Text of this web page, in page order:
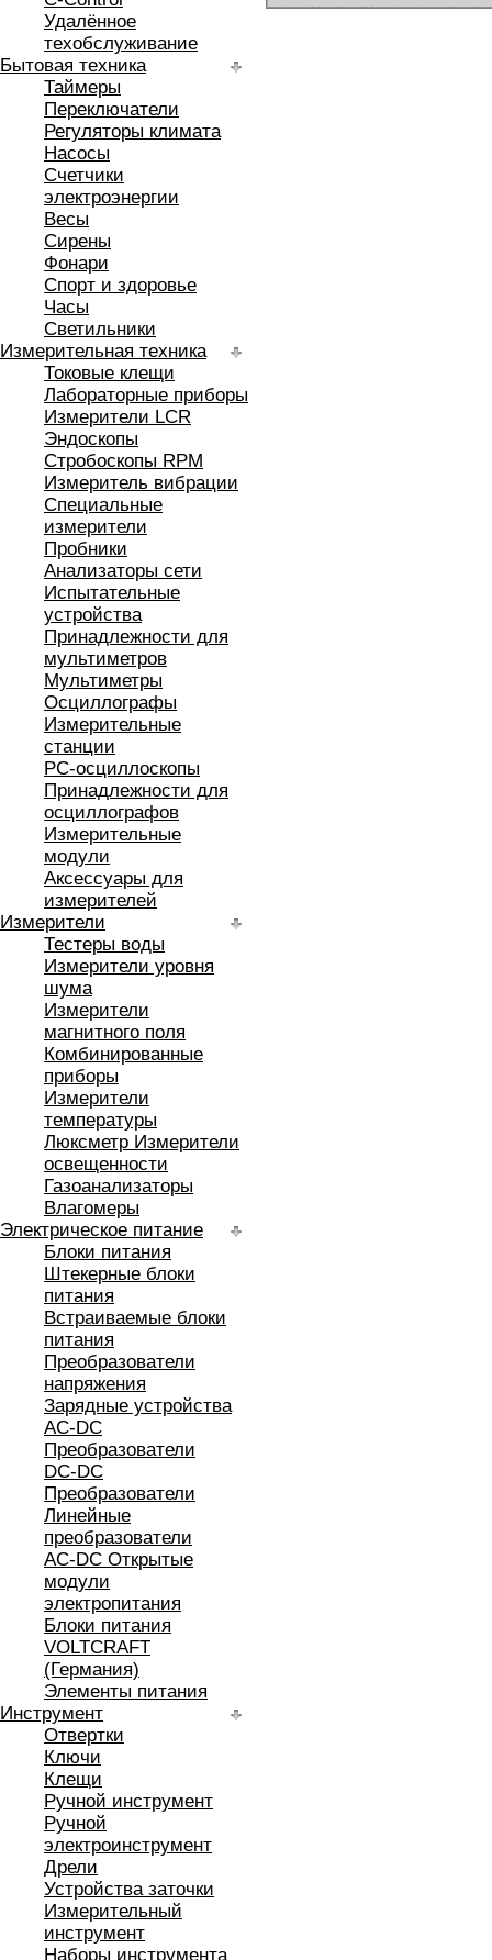
Удалённое
техобслуживание
Бытовая техника
Таймеры
Переключатели
Регуляторы климата
Насосы
Счетчики
электроэнергии
Весы
Сирены
Фонари
Спорт и здоровье
Часы
Светильники
Измерительная техника
Токовые клещи
Лабораторные приборы
Измерители LCR
Эндоскопы
Стробоскопы RPM
Измеритель вибрации
Специальные
измерители
Пробники
Анализаторы сети
Испытательные
устройства
Принадлежности для
мультиметров
Мультиметры
Осциллографы
Измерительные
станции
РС-осциллоскопы
Принадлежности для
осциллографов
Измерительные
модули
Аксессуары для
измерителей
Измерители
Тестеры воды
Измерители уровня
шума
Измерители
магнитного поля
Комбинированные
приборы
Измерители
температуры
Люксметр Измерители
освещенности
Газоанализаторы
Влагомеры
Электрическое питание
Блоки питания
Штекерные блоки
питания
Встраиваемые блоки
питания
Преобразователи
напряжения
Зарядные устройства
AC-DC
Преобразователи
DC-DC
Преобразователи
Линейные
преобразователи
AC-DC Открытые
модули
электропитания
Блоки питания
VOLTCRAFT
(Германия)
Элементы питания
Инструмент
Отвертки
Ключи
Клещи
Ручной инструмент
Ручной
электроинструмент
Дрели
Устройства заточки
Измерительный
инструмент
Наборы инструмента